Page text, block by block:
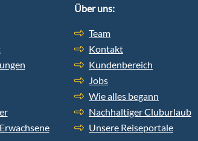
Über uns:
Team
Kontakt
Kundenbereich
Jobs
Wie alles begann
Nachhaltiger Cluburlaub
Unsere Reiseportale